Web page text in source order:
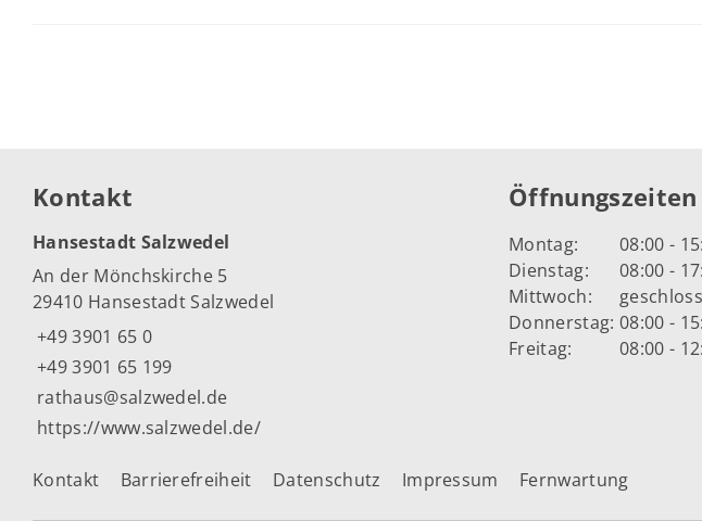
Kontakt
Hansestadt Salzwedel
An der Mönchskirche 5
29410 Hansestadt Salzwedel
+49 3901 65 0
+49 3901 65 199
rathaus@salzwedel.de
https://www.salzwedel.de/
Montag:
08:00 -
Dienstag:
08:00 -
Mittwoch:
Donnerstag: 08:00 -
Freitag:
08:00 -
Kontakt Barrierefreiheit Datenschutz Impressum Fernwartung